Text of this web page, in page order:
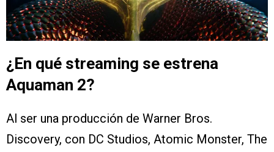
¿En qué streaming se estrena
Aquaman 2?
Al ser una producción de Warner Bros.
Discovery, con DC Studios, Atomic Monster, The